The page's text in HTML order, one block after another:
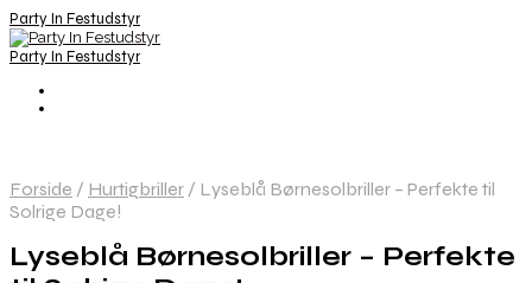
Party In Festudstyr
Party In Festudstyr
Forside / Hurtigbriller / Lyseblå Børnesolbriller – Perfekte til
Solrige Dage!
Lyseblå Børnesolbriller – Perfekte